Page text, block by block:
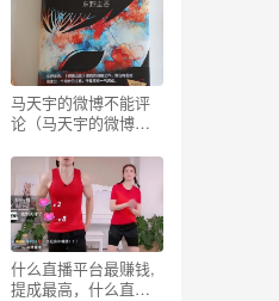
马天宇的微博不能评
论（马天宇的微博为
什么直播平台最赚钱,
提成最高，什么直播